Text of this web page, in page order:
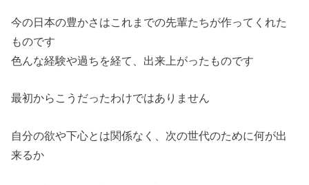
今の日本の豊かさはこれまでの先輩たちが作ってくれた
ものです
色んな経験や過ちを経て、出来上がったものです
最初からこうだったわけではありません
自分の欲や下心とは関係なく、次の世代のために何が出
来るか